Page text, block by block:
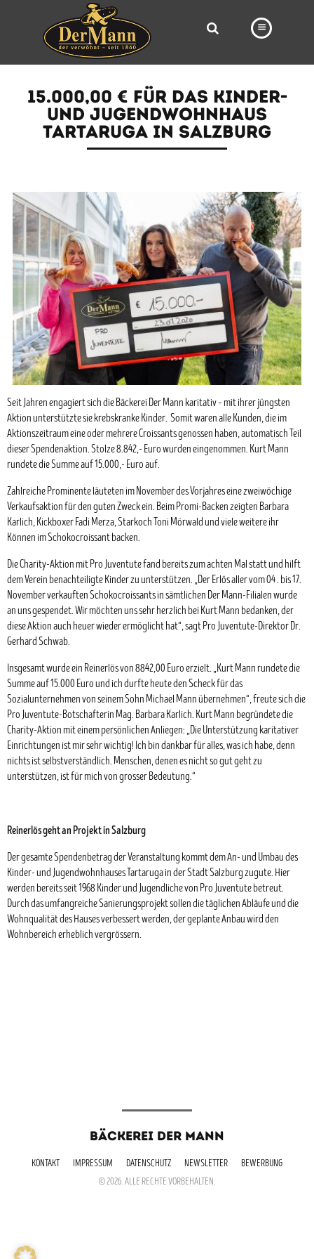
FILIALEN
BÄCKEREI
NEWS
KARRIERE
VIDEOS
15.000,00 € FÜR DAS KINDER-
UND JUGENDWOHNHAUS
TARTARUGA IN SALZBURG
Seit Jahren engagiert sich die Bäckerei Der Mann karitativ – mit ihrer jüngsten
Aktion unterstützte sie krebskranke Kinder. Somit waren alle Kunden, die im
Aktionszeitraum eine oder mehrere Croissants genossen haben, automatisch Teil
dieser Spendenaktion. Stolze 8.842,- Euro wurden eingenommen. Kurt Mann
rundete die Summe auf 15.000,- Euro auf.
Zahlreiche Prominente läuteten im November des Vorjahres eine zweiwöchige
Verkaufsaktion für den guten Zweck ein. Beim Promi-Backen zeigten Barbara
Karlich, Kickboxer Fadi Merza, Starkoch Toni Mörwald und viele weitere ihr
Können im Schokocroissant backen.
Die Charity-Aktion mit Pro Juventute fand bereits zum achten Mal statt und hilft
dem Verein benachteiligte Kinder zu unterstützen. „Der Erlös aller vom 04 . bis 17.
November verkauften Schokocroissants in sämtlichen Der Mann-Filialen wurde
an uns gespendet. Wir möchten uns sehr herzlich bei Kurt Mann bedanken, der
diese Aktion auch heuer wieder ermöglicht hat“, sagt Pro Juventute-Direktor Dr.
Gerhard Schwab.
Insgesamt wurde ein Reinerlös von 8842,00 Euro erzielt. „Kurt Mann rundete die
Summe auf 15.000 Euro und ich durfte heute den Scheck für das
Sozialunternehmen von seinem Sohn Michael Mann übernehmen“, freute sich die
Pro Juventute-Botschafterin Mag. Barbara Karlich. Kurt Mann begründete die
Charity-Aktion mit einem persönlichen Anliegen: „Die Unterstützung karitativer
Einrichtungen ist mir sehr wichtig! Ich bin dankbar für alles, was ich habe, denn
nichts ist selbstverständlich. Menschen, denen es nicht so gut geht zu
unterstützen, ist für mich von grosser Bedeutung.“
Reinerlös geht an Projekt in Salzburg
Der gesamte Spendenbetrag der Veranstaltung kommt dem An- und Umbau des
Kinder- und Jugendwohnhauses Tartaruga in der Stadt Salzburg zugute. Hier
werden bereits seit 1968 Kinder und Jugendliche von Pro Juventute betreut.
Durch das umfangreiche Sanierungsprojekt sollen die täglichen Abläufe und die
Wohnqualität des Hauses verbessert werden, der geplante Anbau wird den
Wohnbereich erheblich vergrössern.
BÄCKEREI DER MANN
KONTAKT IMPRESSUM DATENSCHUTZ NEWSLETTER
BEWERBUNG
© 2026. ALLE RECHTE VORBEHALTEN.